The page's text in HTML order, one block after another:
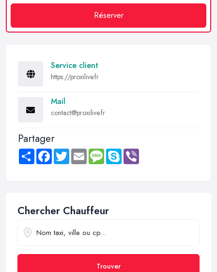
Réserver
Service client
https://proxilive.fr
Mail
contact@proxilive.fr
Partager
Share FacebookTwitter Email MessageSkype
Chercher Chauffeur
Trouver